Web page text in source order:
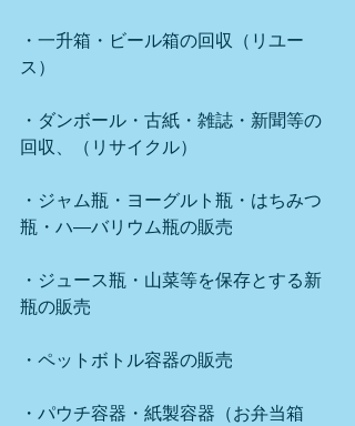
・一升箱・ビール箱の回収（リユー
ス）
・ダンボール・古紙・雑誌・新聞等の
回収、（リサイクル）
・ジャム瓶・ヨーグルト瓶・はちみつ
瓶・ハ―バリウム瓶の販売
・ジュース瓶・山菜等を保存とする新
瓶の販売
・ペットボトル容器の販売
・パウチ容器・紙製容器（お弁当箱